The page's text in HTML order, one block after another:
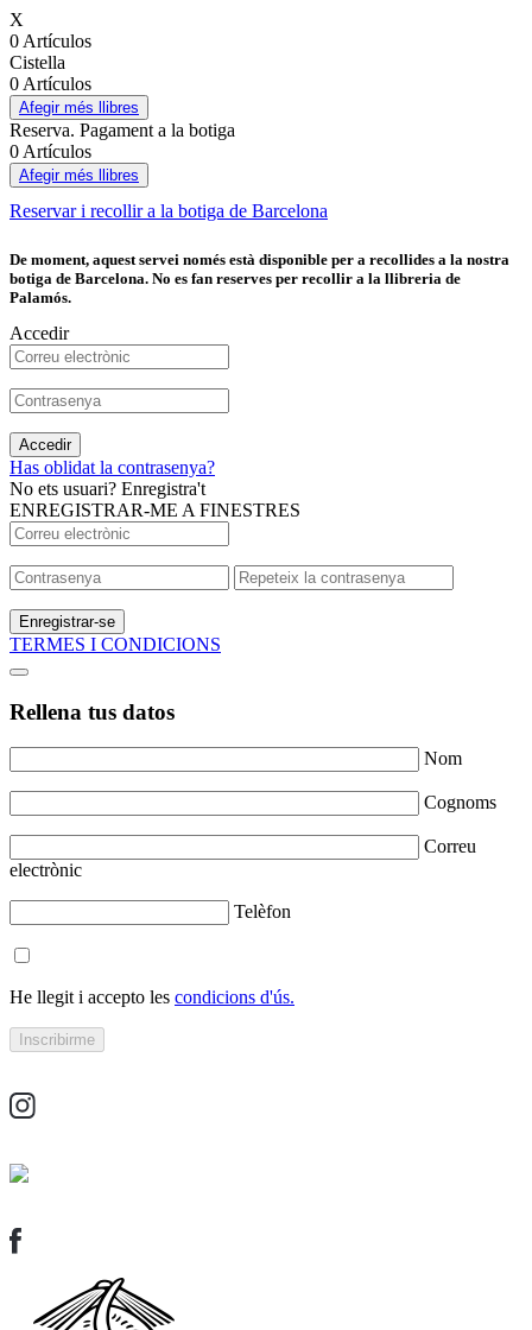
X
0 Artículos
Cistella
0 Artículos
Afegir més llibres
Reserva. Pagament a la botiga
0 Artículos
Afegir més llibres
Reservar i recollir a la botiga de Barcelona
De moment, aquest servei només està disponible per a recollides a la nostra
botiga de Barcelona. No es fan reserves per recollir a la llibreria de
Palamós.
Accedir
Accedir
Has oblidat la contrasenya?
No ets usuari? Enregistra't
ENREGISTRAR-ME A FINESTRES
Enregistrar-se
TERMES I CONDICIONS
Rellena tus datos
Nom
Cognoms
Correu
electrònic
Telèfon
He llegit i accepto les condicions d'ús.